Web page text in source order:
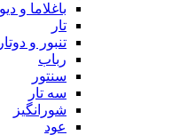
باغلاما و
تار
تنبور و دوتار
رباب
سنتور
سه تار
شورانگیز
عود